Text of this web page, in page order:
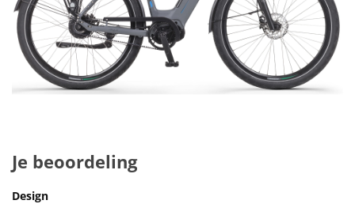
Je beoordeling
Design